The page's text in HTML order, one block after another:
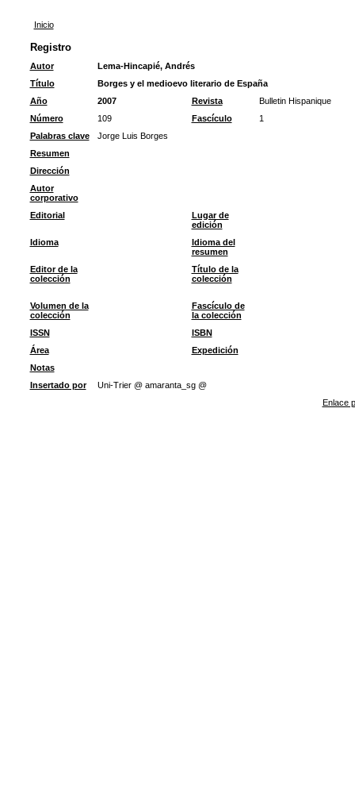
Inicio
Registro
Autor
Lema-Hincapié, Andrés
Título
Borges y el medioevo literario de España
Año
2007 Revista
Bulletin Hispanique
Número
109 Fascículo
1
Palabras clave
Jorge Luis Borges
Resumen
Dirección
Autor
corporativo
Editorial
Lugar de
edición
Idioma
Idioma del
resumen
Editor de la
colección
Título de la
colección
Volumen de la
colección
Fascículo de
la colección
ISSN
ISBN
Área
Expedición
Notas
Insertado por
Uni-Trier @ amaranta_sg @
Enlace